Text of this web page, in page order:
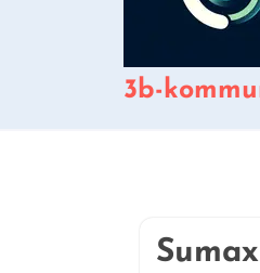
3b-